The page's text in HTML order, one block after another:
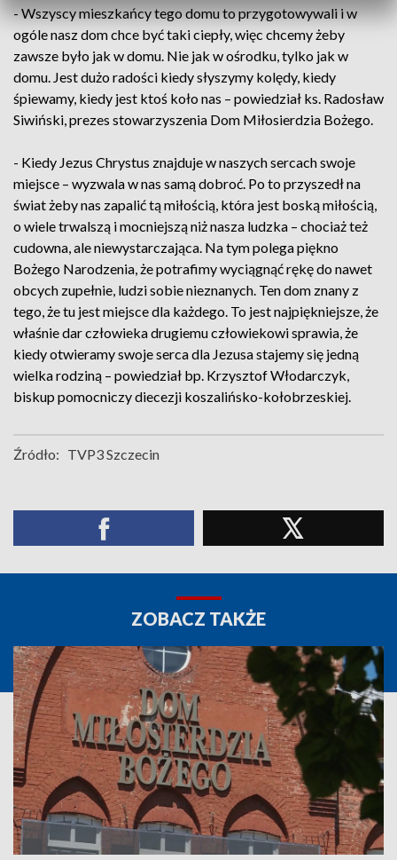
- Wszyscy mieszkańcy tego domu to przygotowywali i w
ogóle nasz dom chce być taki ciepły, więc chcemy żeby
zawsze było jak w domu. Nie jak w ośrodku, tylko jak w
domu. Jest dużo radości kiedy słyszymy kolędy, kiedy
śpiewamy, kiedy jest ktoś koło nas – powiedział ks. Radosław
Siwiński, prezes stowarzyszenia Dom Miłosierdzia Bożego.
- Kiedy Jezus Chrystus znajduje w naszych sercach swoje
miejsce – wyzwala w nas samą dobroć. Po to przyszedł na
świat żeby nas zapalić tą miłością, która jest boską miłością,
o wiele trwalszą i mocniejszą niż nasza ludzka – chociaż też
cudowna, ale niewystarczająca. Na tym polega piękno
Bożego Narodzenia, że potrafimy wyciągnąć rękę do nawet
obcych zupełnie, ludzi sobie nieznanych. Ten dom znany z
tego, że tu jest miejsce dla każdego. To jest najpiękniejsze, że
właśnie dar człowieka drugiemu człowiekowi sprawia, że
kiedy otwieramy swoje serca dla Jezusa stajemy się jedną
wielka rodziną – powiedział bp. Krzysztof Włodarczyk,
biskup pomocniczy diecezji koszalińsko-kołobrzeskiej.
Źródło: TVP3 Szczecin
ZOBACZ TAKŻE